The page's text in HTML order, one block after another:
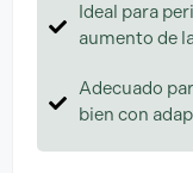
Ideal para
aumento de
Adecuado
bien con